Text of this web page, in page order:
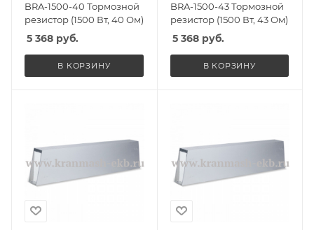
BRA-1500-40 Тормозной
резистор (1500 Вт, 40 Ом)
5 368 руб.
В КОРЗИНУ
BRA-1500-43 Тормозной
резистор (1500 Вт, 43 Ом)
5 368руб.
В КОРЗИНУ